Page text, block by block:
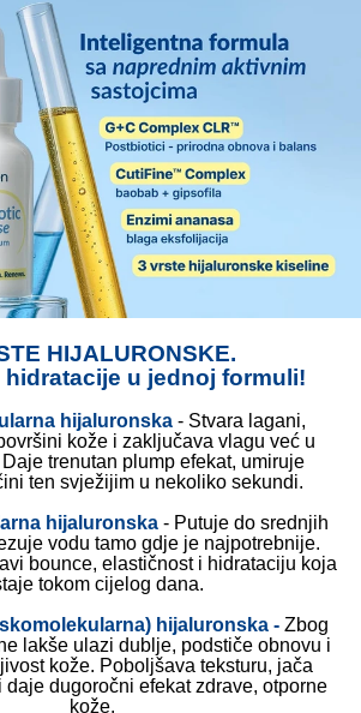
HIJALURONSKE.
hidratacije u jednoj formuli!
hijaluronska - Stvara lagani,
kože i zaključava vlagu već u
trenutan plump efekat, umiruje
ten svježijim u nekoliko sekundi.
hijaluronska- Putuje do srednjih
vodu tamo gdje je najpotrebnije.
bounce, elastičnost i hidrataciju koja
tokom cijelog dana.
hijaluronska - Zbog
lakše ulazi dublje, podstiče obnovu i
kože. Poboljšava teksturu, jača
daje dugoročni efekat zdrave, otporne
kože.